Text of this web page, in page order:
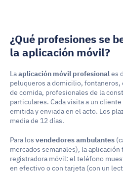
¿Qué profesiones se
la aplicación móvil?
La aplicación móvil profesional es
peluqueros a domicilio,
de comida, profesionales de la
particulares. Cada visita a un
emitida y enviada en el acto. Los
media de 12 días.
Para los vendedores ambulantes
mercados semanales), la
registradora móvil: el teléfono
en efectivo o con tarjeta (con un